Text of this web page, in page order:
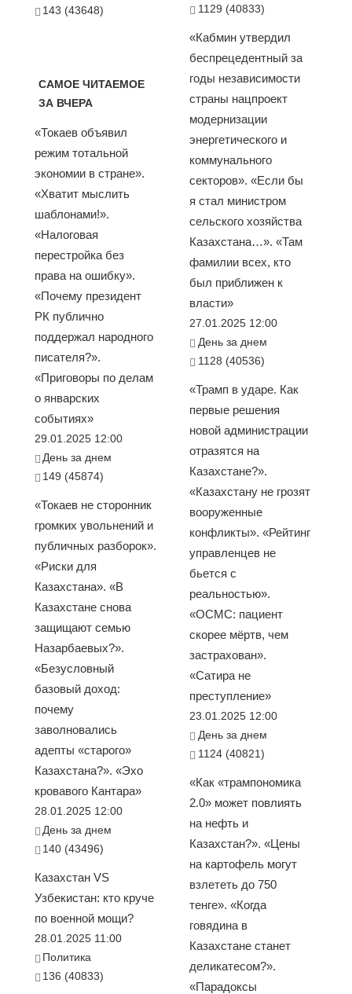
143 (43648)
САМОЕ ЧИТАЕМОЕ
ЗА ВЧЕРА
«Токаев объявил
режим тотальной
экономии в стране».
«Хватит мыслить
шаблонами!».
«Налоговая
перестройка без
права на ошибку».
«Почему президент
РК публично
поддержал народного
писателя?».
«Приговоры по делам
о январских
событиях»
29.01.2025 12:00
День за днем
149 (45874)
«Токаев не сторонник
громких увольнений и
публичных разборок».
«Риски для
Казахстана». «В
Казахстане снова
защищают семью
Назарбаевых?».
«Безусловный
базовый доход:
почему
заволновались
адепты «старого»
Казахстана?». «Эхо
кровавого Кантара»
28.01.2025 12:00
День за днем
140 (43496)
Казахстан VS
Узбекистан: кто круче
по военной мощи?
28.01.2025 11:00
Политика
136 (40833)
1129 (40833)
«Кабмин утвердил
беспрецедентный за
годы независимости
страны нацпроект
модернизации
энергетического и
коммунального
секторов». «Если бы
я стал министром
сельского хозяйства
Казахстана…». «Там
фамилии всех, кто
был приближен к
власти»
27.01.2025 12:00
День за днем
1128 (40536)
«Трамп в ударе. Как
первые решения
новой администрации
отразятся на
Казахстане?».
«Казахстану не грозят
вооруженные
конфликты». «Рейтинг
управленцев не
бьется с
реальностью».
«ОСМС: пациент
скорее мёртв, чем
застрахован».
«Сатира не
преступление»
23.01.2025 12:00
День за днем
1124 (40821)
«Как «трампономика
2.0» может повлиять
на нефть и
Казахстан?». «Цены
на картофель могут
взлететь до 750
тенге». «Когда
говядина в
Казахстане станет
деликатесом?».
«Парадоксы